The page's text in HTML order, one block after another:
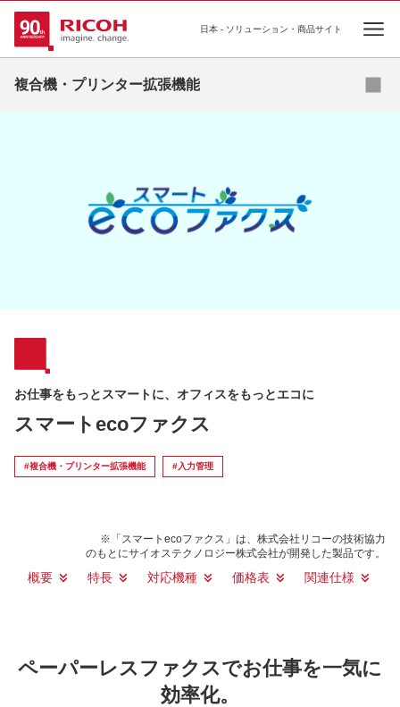
日本 - ソリューション・商品サイト
複合機・プリンター拡張機能
認証管理
お仕事をもっとスマートに、オフィスをもっとエコに
スマートecoファクス
#複合機・プリンター拡張機能 #入力管理
※「スマートecoファクス」は、株式会社リコーの技術協力
のもとにサイオステクノロジー株式会社が開発した製品です。
概要 特長 対応機種 価格表 関連仕様
ペーパーレスファクスでお仕事を一気に
効率化。